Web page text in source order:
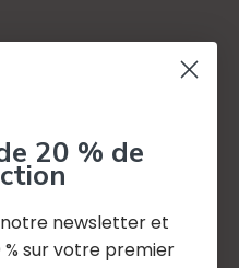
et bénéficiez de 20% de
voyageur et ses
spéciales)
20 % de
newsletter et
sur votre premier